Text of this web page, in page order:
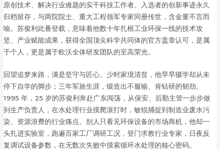
原创技术、解决行业难题的实干科技工作者。入选者的创新事迹永久
归档留存，与两院院士、重大工程领军专家同册传世，含金量不言而
喻。苏俊利此番登载，意味着他数十年扎根工业环保一线的技术攻
坚、产业赋能成果，获得全国顶尖科学共同体的官方盖章认可，是属
于个人，更是属于欧沃全体研发团队的至高荣光。
回望追梦来路，满是坚守与匠心。少时家境清贫，他早早辍学却从未
停下自学的脚步；三年军旅生涯，锻造出不服输、肯钻研的韧劲。
1995 年，25 岁的苏俊利奔赴广东闯荡，从保安、后勤主管一步步做
到生产负责人，在水处理行业摸爬滚打时，敏锐捕捉到制造业废水污
染、资源浪费的行业痛点。别人只看见环保设备的市场商机，他却一
头扎进实验室，跑遍百家工厂调研工况，登门求教行业专家，日夜反
复调试设备参数，在无数次失败中摸索循环水处理的核心密码。